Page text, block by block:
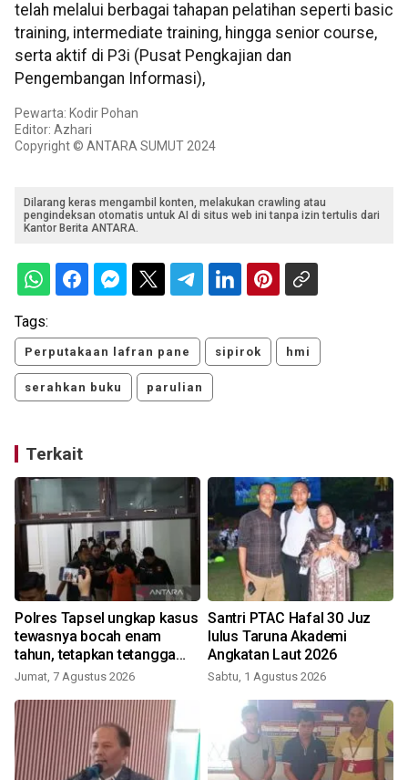
telah melalui berbagai tahapan pelatihan seperti basic
training, intermediate training, hingga senior course,
serta aktif di P3i (Pusat Pengkajian dan
Pengembangan Informasi),
Pewarta: Kodir Pohan
Editor: Azhari
Copyright © ANTARA SUMUT 2024
Dilarang keras mengambil konten, melakukan crawling atau
pengindeksan otomatis untuk AI di situs web ini tanpa izin tertulis dari
Kantor Berita ANTARA.
Tags:
Perputakaan lafran pane sipirok hmi
serahkan buku parulian
Terkait
Polres Tapsel ungkap kasus
tewasnya bocah enam
tahun, tetapkan tetangga
korban sebagai tersangka
Jumat, 7 Agustus 2026
Santri PTAC Hafal 30 Juz
lulus Taruna Akademi
Angkatan Laut 2026
Sabtu, 1 Agustus 2026